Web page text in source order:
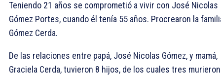
Teniendo 21 años se comprometió a vivir con José Nicolas
Gómez Portes, cuando él tenía 55 años. Procrearon la
Gómez Cerda.
De las relaciones entre papá, José Nicolas Gómez, y mamá,
Graciela Cerda, tuvieron 8 hijos, de los cuales tres murieron